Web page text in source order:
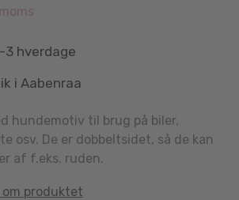
3 hverdage
i Aabenraa
hundemotiv til brug på biler,
osv. De er dobbeltsidet, så de kan
af f.eks. ruden.
produktet